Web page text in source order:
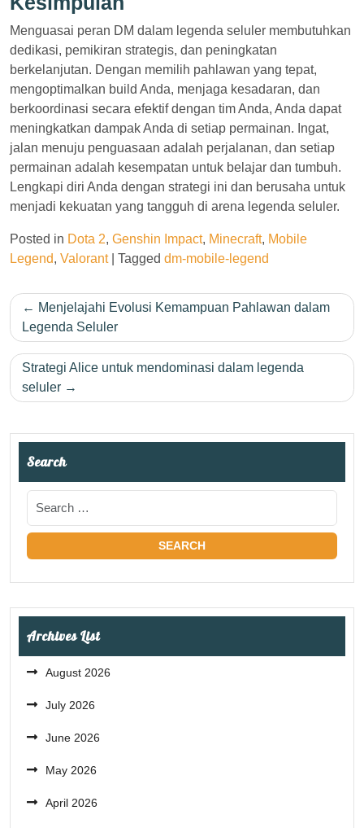
Menguasai peran DM dalam legenda seluler membutuhkan
dedikasi, pemikiran strategis, dan peningkatan
berkelanjutan. Dengan memilih pahlawan yang tepat,
mengoptimalkan build Anda, menjaga kesadaran, dan
berkoordinasi secara efektif dengan tim Anda, Anda dapat
meningkatkan dampak Anda di setiap permainan. Ingat,
jalan menuju penguasaan adalah perjalanan, dan setiap
permainan adalah kesempatan untuk belajar dan tumbuh.
Lengkapi diri Anda dengan strategi ini dan berusaha untuk
menjadi kekuatan yang tangguh di arena legenda seluler.
Posted in Dota 2, Genshin Impact, Minecraft, Mobile
Legend, Valorant| Tagged dm-mobile-legend
Post
navigation
Menjelajahi Evolusi Kemampuan Pahlawan dalam
Legenda Seluler
Strategi Alice untuk mendominasi dalam legenda
seluler
Search
Archives List
August 2026
July 2026
June 2026
May 2026
April 2026